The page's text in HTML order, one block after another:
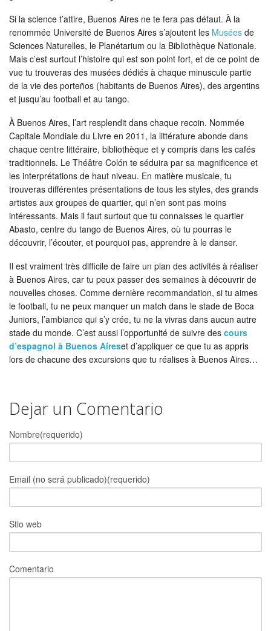
Si la science t’attire, Buenos Aires ne te fera pas défaut. À la
renommée Université de Buenos Aires s’ajoutent les Musées de
Sciences Naturelles, le Planétarium ou la Bibliothèque Nationale.
Mais c’est surtout l’histoire qui est son point fort, et de ce point de
vue tu trouveras des musées dédiés à chaque minuscule partie
de la vie des porteños (habitants de Buenos Aires), des argentins
et jusqu’au football et au tango.
À Buenos Aires, l’art resplendit dans chaque recoin. Nommée
Capitale Mondiale du Livre en 2011, la littérature abonde dans
chaque centre littéraire, bibliothèque et y compris dans les cafés
traditionnels. Le Théâtre Colón te séduira par sa magnificence et
les interprétations de haut niveau. En matière musicale, tu
trouveras différentes présentations de tous les styles, des grands
artistes aux groupes de quartier, qui n’en sont pas moins
intéressants. Mais il faut surtout que tu connaisses le quartier
Abasto, centre du tango de Buenos Aires, où tu pourras le
découvrir, l’écouter, et pourquoi pas, apprendre à le danser.
Il est vraiment très difficile de faire un plan des activités à réaliser
à Buenos Aires, car tu peux passer des semaines à découvrir de
nouvelles choses. Comme dernière recommandation, si tu aimes
le football, tu ne peux manquer un match dans le stade de Boca
Juniors, l’ambiance qui s’y crée, tu ne la vivras dans aucun autre
stade du monde. C’est aussi l’opportunité de suivre des cours
d’espagnol à Buenos Aireset d’appliquer ce que tu as appris
lors de chacune des excursions que tu réalises à Buenos Aires…
Dejar un Comentario
Nombre(requerido)
Email (no será publicado)(requerido)
Stio web
Comentario